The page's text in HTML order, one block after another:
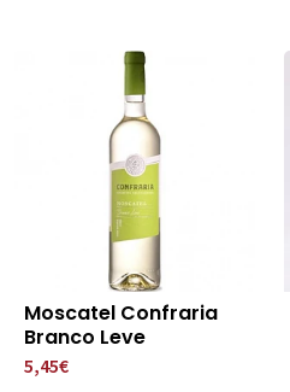
Moscatel Confraria
Branco Leve
5,45€